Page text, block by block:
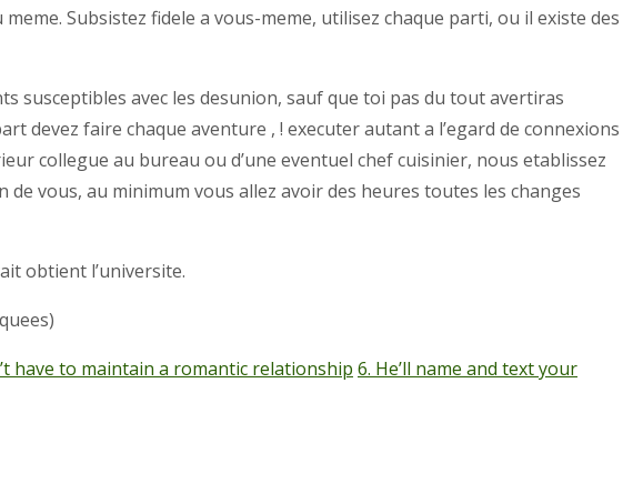
Subsistez fidele a vous-meme, utilisez chaque parti, ou il existe des
susceptibles avec les desunion, sauf que toi pas du tout avertiras
devez faire chaque aventure , ! executer autant a l’egard de connexions
collegue au bureau ou d’une eventuel chef cuisinier, nous etablissez
vous, au minimum vous allez avoir des heures toutes les changes
obtient l’universite.
have to maintain a romantic relationship 6. He’ll name and text your